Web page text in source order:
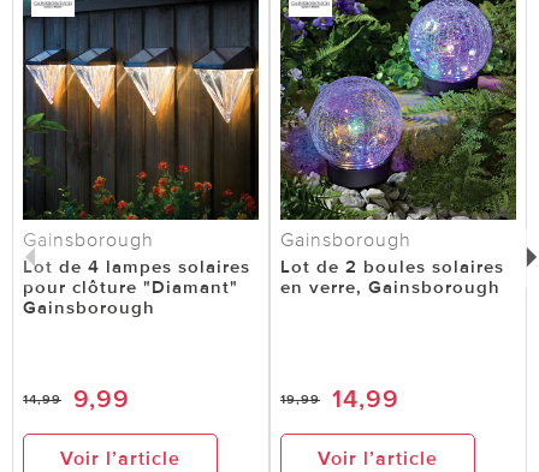
Gainsborough
Lot de 4 lampes solaires
pour clôture "Diamant"
Gainsborough
14,99 9,99
Voir l’article
Gainsborough
Lot de 2 boules solaires
en verre, Gainsborough
19,99 14,99
Voir l’article